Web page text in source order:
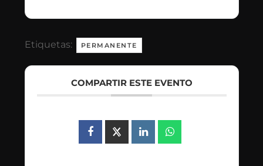
Etiquetas: PERMANENTE
COMPARTIR ESTE EVENTO